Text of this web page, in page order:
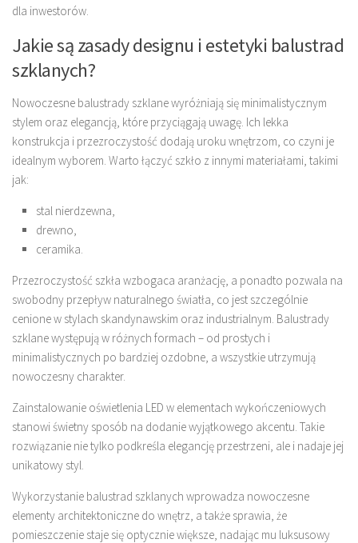
dla inwestorów.
Jakie są zasady designu i estetyki balustrad
szklanych?
Nowoczesne balustrady szklane wyróżniają się minimalistycznym
stylem oraz elegancją, które przyciągają uwagę. Ich lekka
konstrukcja i przezroczystość dodają uroku wnętrzom, co czyni je
idealnym wyborem. Warto łączyć szkło z innymi materiałami, takimi
jak:
stal nierdzewna,
drewno,
ceramika.
Przezroczystość szkła wzbogaca aranżację, a ponadto pozwala na
swobodny przepływ naturalnego światła, co jest szczególnie
cenione w stylach skandynawskim oraz industrialnym. Balustrady
szklane występują w różnych formach – od prostych i
minimalistycznych po bardziej ozdobne, a wszystkie utrzymują
nowoczesny charakter.
Zainstalowanie oświetlenia LED w elementach wykończeniowych
stanowi świetny sposób na dodanie wyjątkowego akcentu. Takie
rozwiązanie nie tylko podkreśla elegancję przestrzeni, ale i nadaje jej
unikatowy styl.
Wykorzystanie balustrad szklanych wprowadza nowoczesne
elementy architektoniczne do wnętrz, a także sprawia, że
pomieszczenie staje się optycznie większe, nadając mu luksusowy